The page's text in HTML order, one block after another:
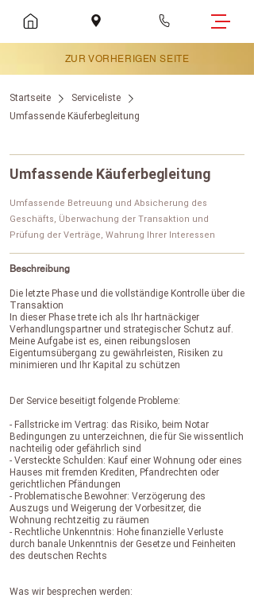
ZUR VORHERIGEN SEITE
Startseite
Serviceliste
Umfassende Käuferbegleitung
Umfassende Käuferbegleitung
Umfassende Betreuung und Absicherung des
Geschäfts, Überwachung der Transaktion und
Prüfung der Verträge, Wahrung Ihrer Interessen
Beschreibung
Die letzte Phase und die vollständige Kontrolle über die
Transaktion
In dieser Phase trete ich als Ihr hartnäckiger
Verhandlungspartner und strategischer Schutz auf.
Meine Aufgabe ist es, einen reibungslosen
Eigentumsübergang zu gewährleisten, Risiken zu
minimieren und Ihr Kapital zu schützen
Der Service beseitigt folgende Probleme:
- Fallstricke im Vertrag: das Risiko, beim Notar
Bedingungen zu unterzeichnen, die für Sie wissentlich
nachteilig oder gefährlich sind
- Versteckte Schulden: Kauf einer Wohnung oder eines
Hauses mit fremden Krediten, Pfandrechten oder
gerichtlichen Pfändungen
- Problematische Bewohner: Verzögerung des
Auszugs und Weigerung der Vorbesitzer, die
Wohnung rechtzeitig zu räumen
- Rechtliche Unkenntnis: Hohe finanzielle Verluste
durch banale Unkenntnis der Gesetze und Feinheiten
des deutschen Rechts
Was wir besprechen werden: